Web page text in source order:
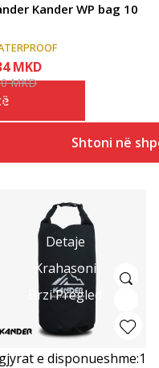
Kander WP bag 10
MKD
MKD
40
Shtoni në
Detaje
Krahasoni
Brzi Pregled
e disponueshme:1